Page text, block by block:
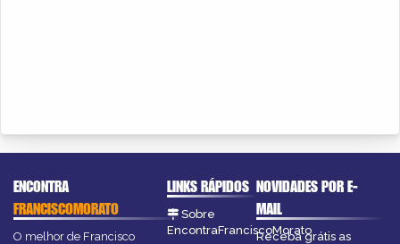
ENCONTRA
FRANCISCOMORATO
O melhor de Francisco
LINKS RÁPIDOS
Sobre
EncontraFranciscoMorato
NOVIDADES POR E-
MAIL
Receba grátis as